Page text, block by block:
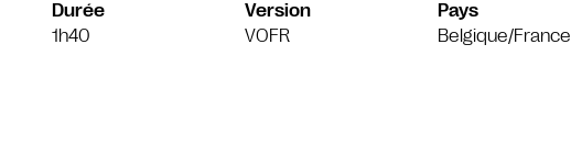
Durée
1h40
Version
VOFR
Pays
Belgique/France